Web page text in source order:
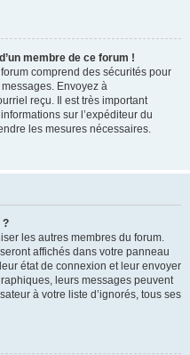
membre de ce forum !
comprend des sécurités pour
Envoyez à
reçu. Il est très important
sur l’expéditeur du
les mesures nécessaires.
?
les autres membres du forum.
affichés dans votre panneau
état de connexion et leur envoyer
leurs messages peuvent
à votre liste d’ignorés, tous ses